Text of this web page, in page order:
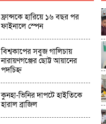
ফ্রান্সকে হারিয়ে ১৬ বছর পর
ফাইনালে স্পেন
বিশ্বকাপের সবুজ গালিচায়
নারায়ণগঞ্জের ছোট্ট আয়ানের
পদচিহ্ন
কুনহা-ভিনির দাপটে হাইতিকে
হারাল ব্রাজিল